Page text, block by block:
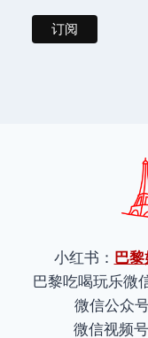
小红书： 巴
巴黎吃喝玩乐微
微信公众
微信视频